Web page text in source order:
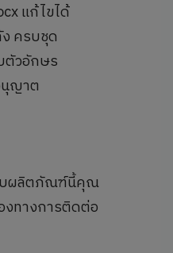
แก้ไขได้
ครบชุด
ตัวอักษร
นุญาต
บผลิตภัณฑ์นี้คุณ
งทางการติดต่อ